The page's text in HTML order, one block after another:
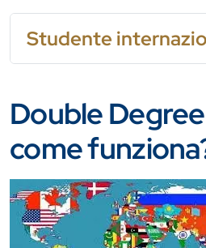
Studente
Double
come
Immagine